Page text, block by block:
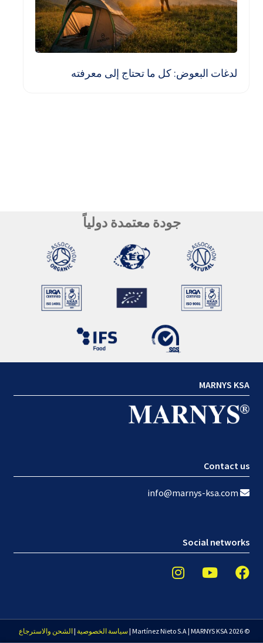
لدغات البعوض: كل ما تحتاج إلى معرفته
جودة معتمدة دولياً
MARNYS KSA
Contact us
info@marnys-ksa.com
Social networks
© 2026 Martínez Nieto S.A | MARNYS KSA | سياسة الخصوصية | الشحن والاسترجاع